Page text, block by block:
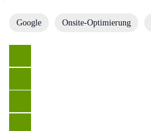
Google Onsite-Optimierung